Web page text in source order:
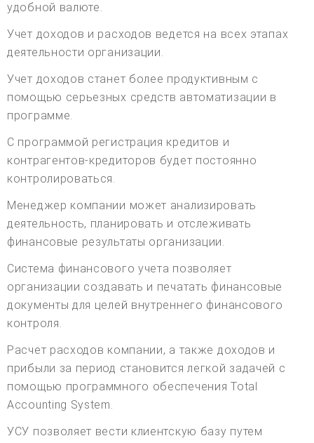
удобной валюте.
Учет доходов и расходов ведется на всех этапах
деятельности организации.
Учет доходов станет более продуктивным с
помощью серьезных средств автоматизации в
программе.
С программой регистрация кредитов и
контрагентов-кредиторов будет постоянно
контролироваться.
Менеджер компании может анализировать
деятельность, планировать и отслеживать
финансовые результаты организации.
Система финансового учета позволяет
организации создавать и печатать финансовые
документы для целей внутреннего финансового
контроля.
Расчет расходов компании, а также доходов и
прибыли за период становится легкой задачей с
помощью программного обеспечения Total
Accounting System.
УСУ позволяет вести клиентскую базу путем